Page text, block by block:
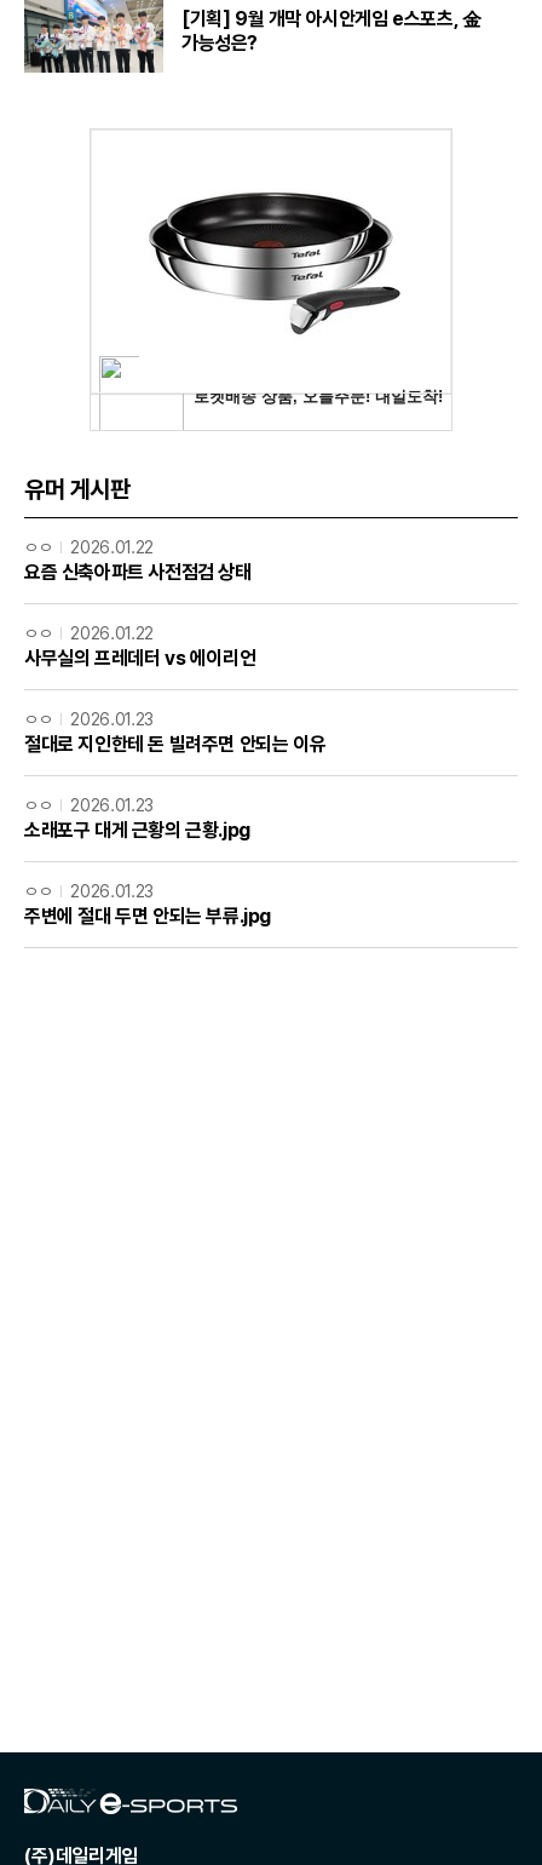
[기획] 9월 개막 아시안게임 e스포츠, 金
가능성은?
유머 게시판
ㅇㅇ 2026.01.22
요즘 신축아파트 사전점검 상태
ㅇㅇ 2026.01.22
사무실의 프레데터 vs 에이리언
ㅇㅇ 2026.01.23
절대로 지인한테 돈 빌려주면 안되는 이유
ㅇㅇ 2026.01.23
소래포구 대게 근황의 근황.jpg
ㅇㅇ 2026.01.23
주변에 절대 두면 안되는 부류.jpg
(주)데일리게임